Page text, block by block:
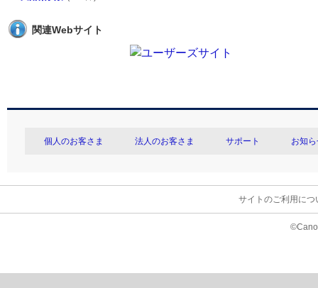
関連Webサイト
個人のお客さま 法人のお客さま サポート お知
サイトのご利用につ